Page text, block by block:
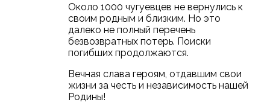
Около 1000 чугуевцев не вернулись к
своим родным и близким. Но это
далеко не полный перечень
безвозвратных потерь. Поиски
погибших продолжаются.
Вечная слава героям, отдавшим свои
жизни за честь и независимость нашей
Родины!